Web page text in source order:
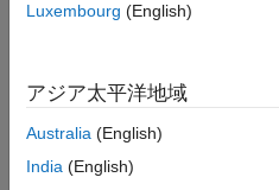
Luxembourg (English)
アジア太平洋地域
Australia (English)
India (English)